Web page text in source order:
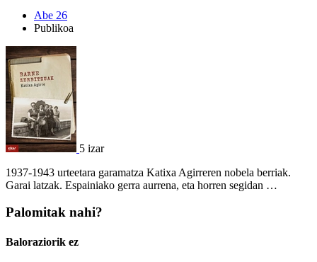
Abe 26
Publikoa
5 izar
1937-1943 urteetara garamatza Katixa Agirreren nobela berriak.
Garai latzak. Espainiako gerra aurrena, eta horren segidan …
Palomitak nahi?
Baloraziorik ez